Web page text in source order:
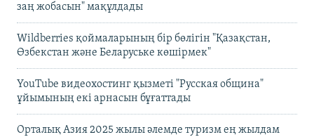
заң жобасын" мақұлдады
Wildberries қоймаларының бір бөлігін "Қазақстан,
Өзбекстан және Беларуське көшірмек"
YouTube видеохостинг қызметі "Русская община"
ұйымының екі арнасын бұғаттады
Орталық Азия 2025 жылы әлемде туризм ең жылдам